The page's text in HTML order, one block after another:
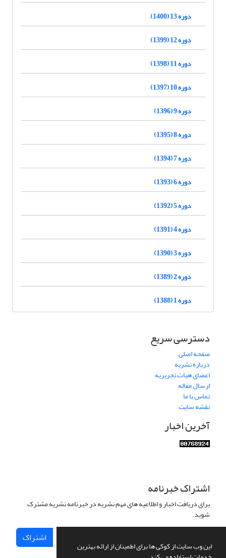
این وب سایت از کوکی ها برای اطمینان از ارائه بهترین
دوره 13 (1400)
دوره 12 (1399)
دوره 11 (1398)
دوره 10 (1397)
دوره 9 (1396)
دوره 8 (1395)
دوره 7 (1394)
دوره 6 (1393)
دوره 5 (1392)
دوره 4 (1391)
دوره 3 (1390)
دوره 2 (1389)
دوره 1 (1388)
دسترسی سریع
صفحه اصلی
درباره نشریه
اعضای هیات تحریریه
ارسال مقاله
تماس با ما
نقشه سایت
آخرین اخبار
اشتراک خبرنامه
برای دریافت اخبار و اطلاعیه های مهم نشریه در خبرنامه نشریه مشترک
شوید.
اشتراک